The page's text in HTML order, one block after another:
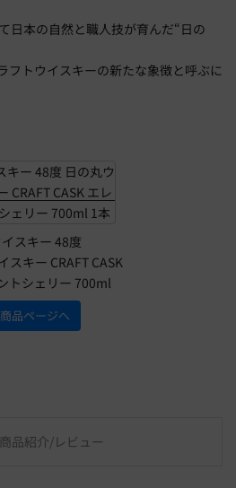
日本の自然と職人技が育んだ“日の
フトウイスキーの新たな象徴と呼ぶに
イスキー 48度
スキー CRAFT CASK
トシェリー 700ml
商品ページへ
商品紹介/レビュー